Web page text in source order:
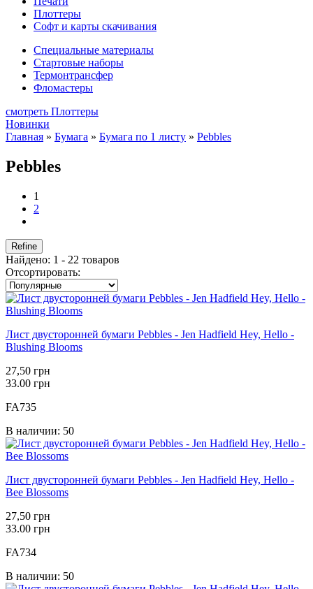
Плоттеры
Софт и карты скачивания
Специальные материалы
Стартовые наборы
Термонтрансфер
Фломастеры
смотреть Плоттеры
Новинки
Главная » Бумага » Бумага по 1 листу » Pebbles
Pebbles
1
2
Refine
Найдено: 1 - 22 товаров
Отсортировать:
Лист двусторонней бумаги Pebbles - Jen Hadfield Hey, Hello -
Blushing Blooms
27,50 грн
33.00 грн
FA735
В наличии: 50
Лист двусторонней бумаги Pebbles - Jen Hadfield Hey, Hello -
Bee Blossoms
27,50 грн
33.00 грн
FA734
В наличии: 50